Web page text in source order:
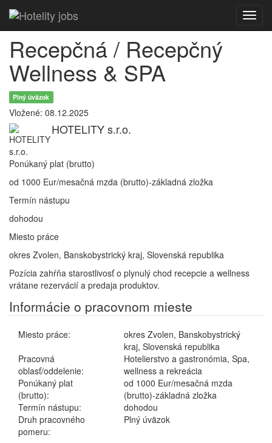
Recepčná / Recepčný
Wellness & SPA
Plný úväzok
Vložené: 08.12.2025
HOTELITY s.r.o.
Ponúkaný plat (brutto)
od 1000 Eur/mesačná mzda (brutto)-základná zložka
Termín nástupu
dohodou
Miesto práce
okres Zvolen, Banskobystrický kraj, Slovenská republika
Pozícia zahŕňa starostlivosť o plynulý chod recepcie a wellness
vrátane rezervácií a predaja produktov.
Informácie o pracovnom mieste
Miesto práce:
okres Zvolen, Banskobystrický
kraj, Slovenská republika
Pracovná
oblasť/oddelenie:
Hotelierstvo a gastronómia, Spa,
wellness a rekreácia
Ponúkaný plat
(brutto):
od 1000 Eur/mesačná mzda
(brutto)-základná zložka
Termín nástupu:
dohodou
Druh pracovného
pomeru:
Plný úväzok